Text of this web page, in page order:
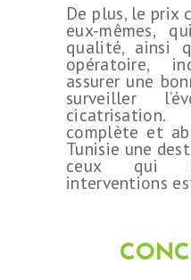
De plus, le prix
eux-mêmes,
qualité, ainsi
opératoire,
assurer une
surveiller
cicatrisation.
complète et
Tunisie une
ceux qui
interventions